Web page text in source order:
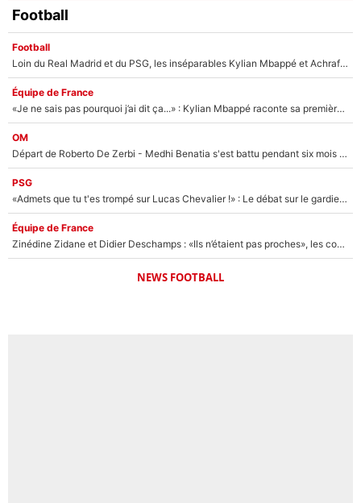
Football
Football
Loin du Real Madrid et du PSG, les inséparables Kylian Mbappé et Achraf Hakimi changent d'équipe le temps d'une journée !
Équipe de France
«Je ne sais pas pourquoi j’ai dit ça...» : Kylian Mbappé raconte sa première rencontre avec Zinédine Zidane (et c’est très drôle)
OM
Départ de Roberto De Zerbi - Medhi Benatia s'est battu pendant six mois pour le retenir à l'OM, le PSG a été le naufrage de trop : «Je pars avec toi»
PSG
«Admets que tu t'es trompé sur Lucas Chevalier !» : Le débat sur le gardien du PSG vire au clash à l'After Foot
Équipe de France
Zinédine Zidane et Didier Deschamps : «Ils n’étaient pas proches», les confidences d’un membre de l’équipe de France 1998 sur leur relation spéciale
NEWS FOOTBALL